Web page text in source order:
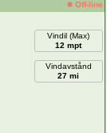
Off-line
Vindil (Max)
12 mpt
Vindavstånd
27 mi